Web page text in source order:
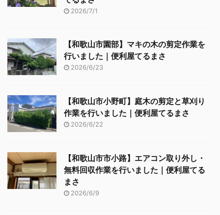
2026/7/1
【和歌山市園部】マキの木の剪定作業を
行いました｜便利屋てるまさ
2026/6/23
【和歌山市小野町】庭木の剪定と草刈り
作業を行いました｜便利屋てるまさ
2026/6/22
【和歌山市市小路】エアコン取り外し・
無料回収作業を行いました｜便利屋てる
まさ
2026/6/9